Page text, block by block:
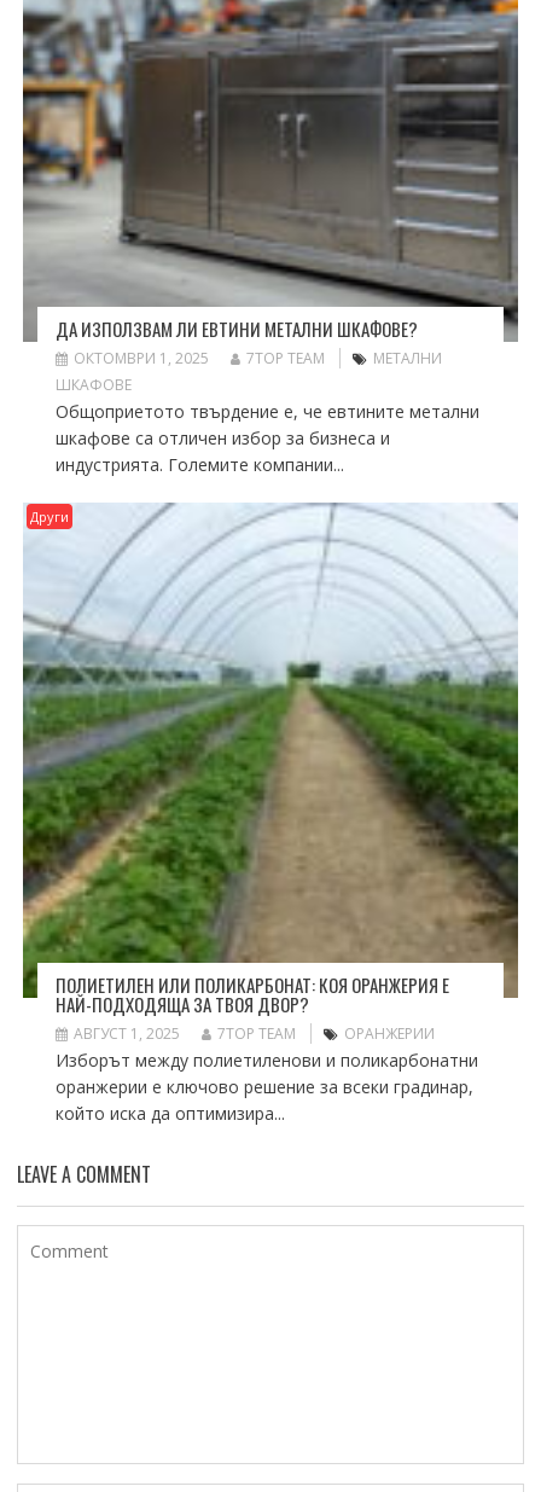
ДА ИЗПОЛЗВАМ ЛИ ЕВТИНИ МЕТАЛНИ ШКАФОВЕ?
ОКТОМВРИ 1, 2025 7TOP TEAM
МЕТАЛНИ
ШКАФОВЕ
Общоприетото твърдение е, че евтините метални
шкафове са отличен избор за бизнеса и
индустрията. Големите компании...
Други
ПОЛИЕТИЛЕН ИЛИ ПОЛИКАРБОНАТ: КОЯ ОРАНЖЕРИЯ Е
НАЙ-ПОДХОДЯЩА ЗА ТВОЯ ДВОР?
АВГУСТ 1, 2025 7TOP TEAM ОРАНЖЕРИИ
Изборът между полиетиленови и поликарбонатни
оранжерии е ключово решение за всеки градинар,
който иска да оптимизира...
LEAVE A COMMENT